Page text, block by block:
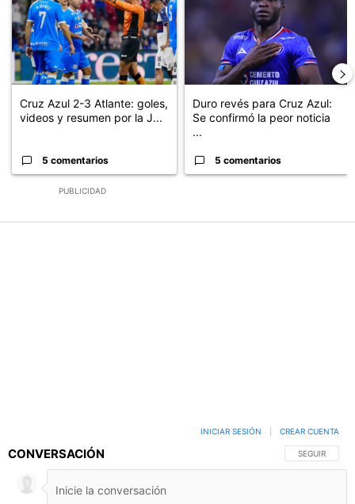
PUBLICIDAD
Cruz Azul 2-3 Atlante: goles,
videos y resumen por la J...
5 comentarios
Duro revés para Cruz Azul:
Se confirmó la peor noticia
...
5 comentarios
CONVERSACIÓN SIGA ESTA
SEGUIR
INICIAR SESIÓN CREAR CUENTA